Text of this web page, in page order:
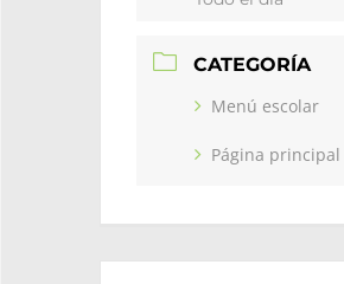
CATEGORÍA
Menú escolar
Página principal